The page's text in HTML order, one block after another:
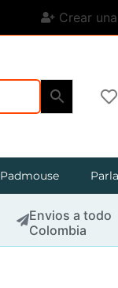
Crear
Padmouse
Envios a todo
Colombia